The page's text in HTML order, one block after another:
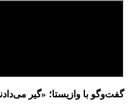
گفت‌وگو با وازیستا؛ «گیر